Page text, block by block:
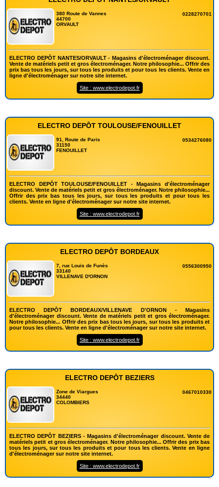
380 Route de Vannes
44700
ORVAULT
0228270701
ELECTRO DEPÔT NANTES/ORVAULT - Magasins d'électroménager discount.
Vente de matériels petit et gros électroménager. Notre philosophie... Offrir des
prix bas tous les jours, sur tous les produits et pour tous les clients. Vente en
ligne d'électroménager sur notre site internet.
Site : www.electrodepot.fr
ELECTRO DEPÔT TOULOUSE/FENOUILLET
91, Route de Paris
31150
FENOUILLET
0534276080
ELECTRO DEPÔT TOULOUSE/FENOUILLET - Magasins d'électroménager
discount. Vente de matériels petit et gros électroménager. Notre philosophie...
Offrir des prix bas tous les jours, sur tous les produits et pour tous les
clients. Vente en ligne d'électroménager sur notre site internet.
Site : www.electrodepot.fr
ELECTRO DEPÔT BORDEAUX
7, rue Louis de Funès
33140
VILLENAVE D'ORNON
0556300950
ELECTRO DEPÔT BORDEAUX/VILLENAVE D'ORNON - Magasins
d'électroménager discount. Vente de matériels petit et gros électroménager.
Notre philosophie... Offrir des prix bas tous les jours, sur tous les produits et
pour tous les clients. Vente en ligne d'électroménager sur notre site internet.
Site : www.electrodepot.fr
ELECTRO DEPÔT BEZIERS
Zone de Viargues
34440
COLOMBIERS
0467010330
ELECTRO DEPÔT BEZIERS - Magasins d'électroménager discount. Vente de
matériels petit et gros électroménager. Notre philosophie... Offrir des prix bas
tous les jours, sur tous les produits et pour tous les clients. Vente en ligne
d'électroménager sur notre site internet.
Site : www.electrodepot.fr